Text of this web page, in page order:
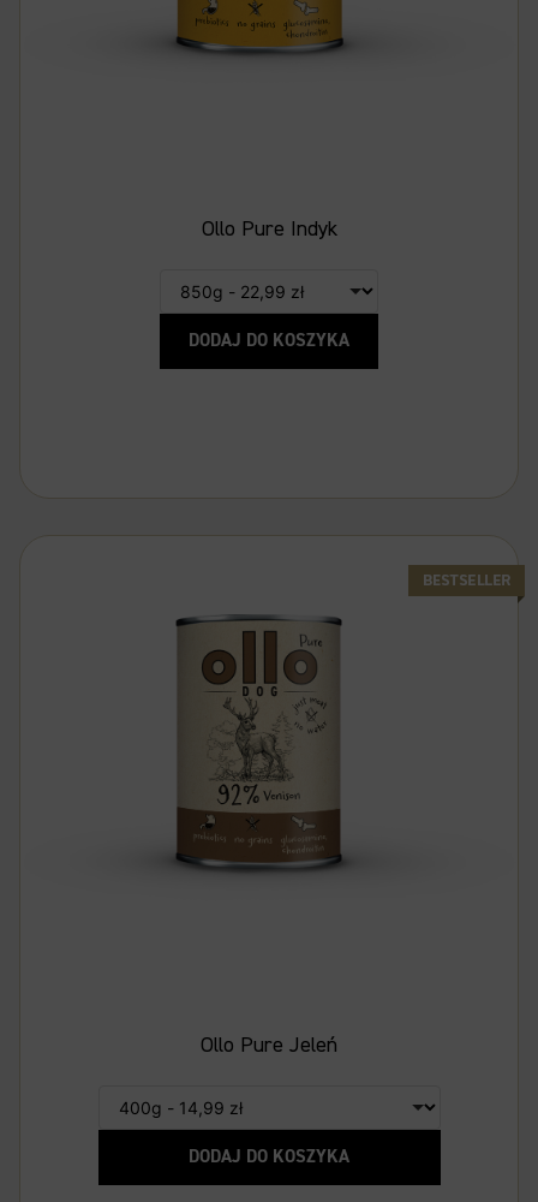
Ollo Pure Indyk
DODAJ DO KOSZYKA
Ollo Pure Jeleń
DODAJ DO KOSZYKA